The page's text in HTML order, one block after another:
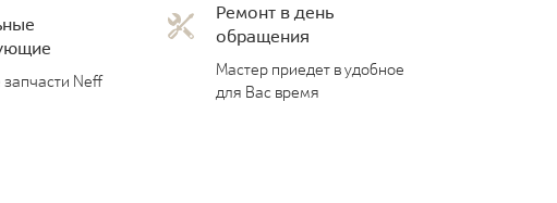
Neff
Ремонт в день
обращения
Мастер приедет в удобное
для Вас время